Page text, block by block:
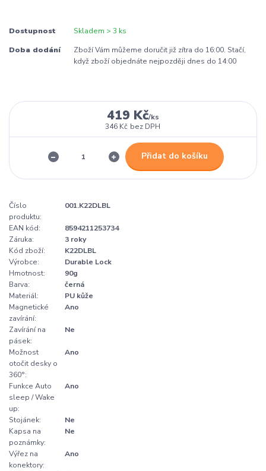
Dostupnost Skladem > 3 ks
Doba dodání
Zboží Vám můžeme doručit již zítra do 16:00. Stačí,
když zboží objednáte nejpozději dnes do 14:00
419 Kč/ks
346 Kč bez DPH
Přidat do košíku
Číslo
produktu:
001.K22DLBL
EAN kód:
8594211253734
Záruka:
3 roky
Kód zboží:
K22DLBL
Výrobce:
Durable Lock
Hmotnost:
90g
Barva:
černá
Materiál:
PU kůže
Magnetické
zavírání:
Ano
Zavírání na
pásek:
Ne
Možnost
otočit desky o
360°:
Ano
Funkce Auto
sleep / Wake
up:
Ano
Stojánek:
Ne
Kapsa na
poznámky:
Ne
Výřez na
konektory:
Ano